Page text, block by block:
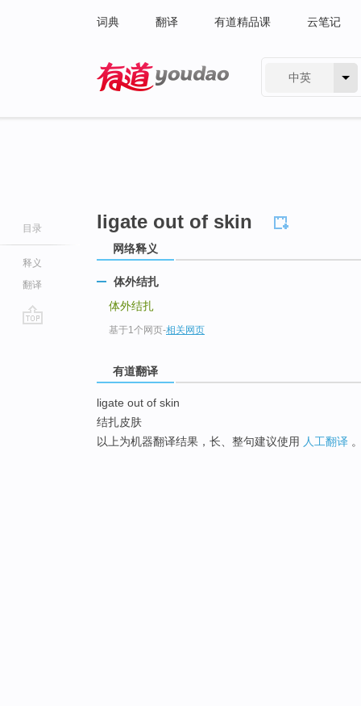
词典 翻译 有道精品课 云笔记
中英
目录
释义
翻译
ligate out of skin
网络释义
体外结扎
体外结扎
基于1个网页-相关网页
有道翻译
ligate out of skin
结扎皮肤
以上为机器翻译结果，长、整句建议使用 人工翻译